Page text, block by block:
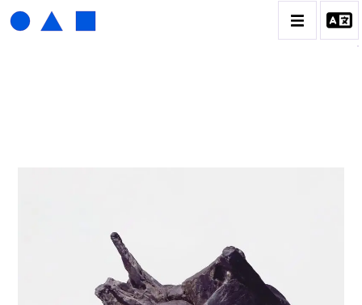
CONTACT